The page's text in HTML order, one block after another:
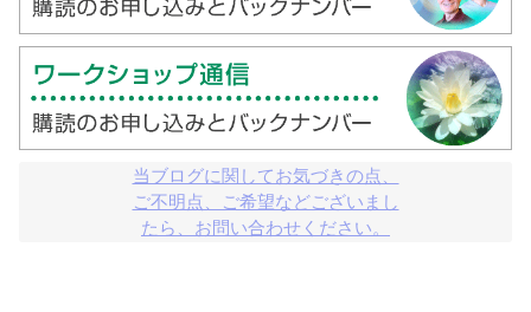
当ブログに関してお気づきの点、
ご不明点、ご希望などございまし
たら、お問い合わせください。